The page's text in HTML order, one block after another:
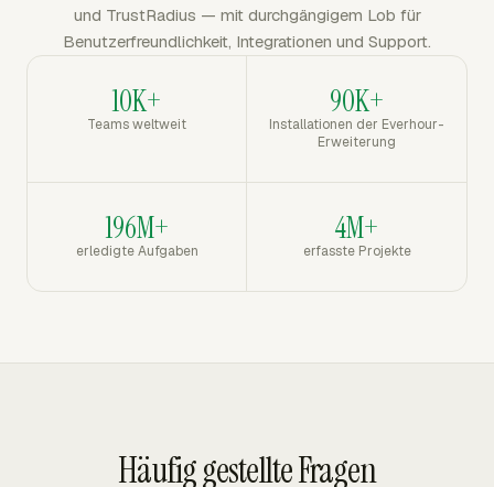
und TrustRadius — mit durchgängigem Lob für
Benutzerfreundlichkeit, Integrationen und Support.
10K+
Teams weltweit
90K+
Installationen der Everhour-
Erweiterung
196M+
erledigte Aufgaben
4M+
erfasste Projekte
Häufig gestellte Fragen